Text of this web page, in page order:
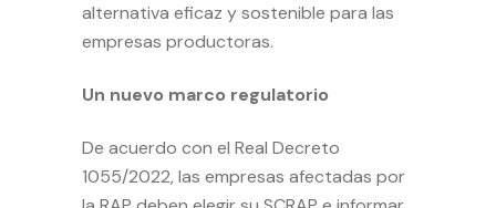
alternativa eficaz y sostenible para las
empresas productoras.
Un nuevo marco regulatorio
De acuerdo con el Real Decreto
1055/2022, las empresas afectadas por